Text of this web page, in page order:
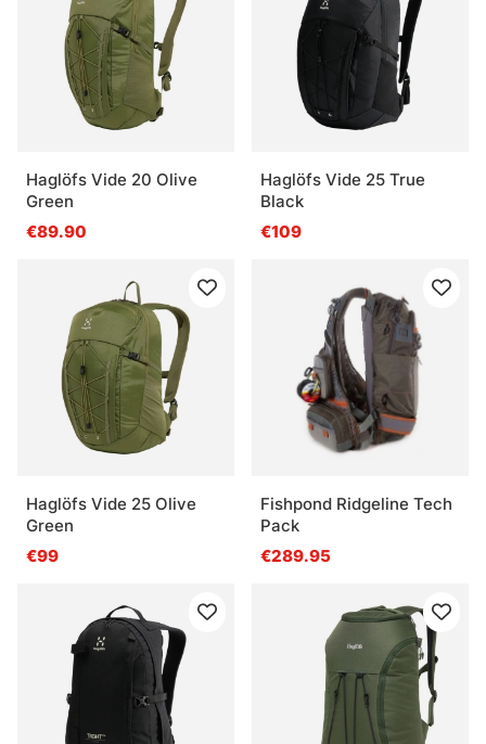
Haglöfs Vide 20 Olive
Green
€89.90
Haglöfs Vide 25 True
Black
€109
Haglöfs Vide 25 Olive
Green
€99
Fishpond Ridgeline Tech
Pack
€289.95